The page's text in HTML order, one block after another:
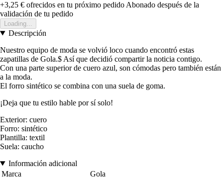
+3,25 € ofrecidos en tu próximo pedido Abonado después de la
validación de tu pedido
Loading...
Descripción
Nuestro equipo de moda se volvió loco cuando encontró estas
zapatillas de Gola.$ Así que decidió compartir la noticia contigo.
Con una parte superior de cuero azul, son cómodas pero también están
a la moda.
El forro sintético se combina con una suela de goma.
¡Deja que tu estilo hable por sí solo!
Exterior: cuero
Forro: sintético
Plantilla: textil
Suela: caucho
Información adicional
Marca
Gola